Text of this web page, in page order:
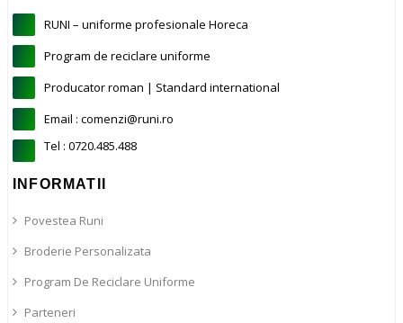
RUNI – uniforme profesionale Horeca
Program de reciclare uniforme
Producator roman | Standard international
Email : comenzi@runi.ro
Tel : 0720.485.488
INFORMATII
Povestea Runi
Broderie Personalizata
Program De Reciclare Uniforme
Parteneri